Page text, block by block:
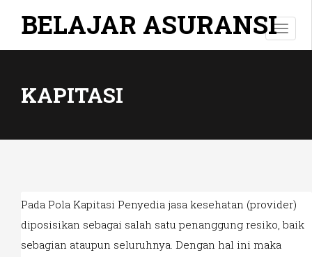
T
o
a
a
t
o
BELAJAR ASURANSI
KAPITASI
Pada Pola Kapitasi Penyedia jasa kesehatan (provider)
diposisikan sebagai salah satu penanggung resiko, baik
sebagian ataupun seluruhnya. Dengan hal ini maka